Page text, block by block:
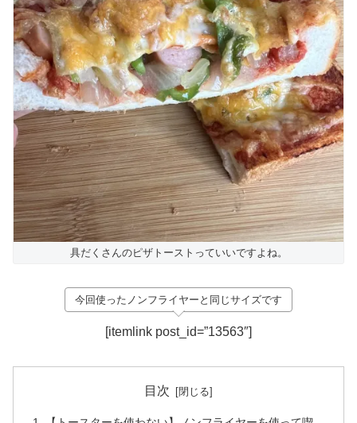
具だくさんのピザトーストっていいですよね。
今回使ったノンフライヤーと同じサイズです
[itemlink post_id=”13563″]
目次